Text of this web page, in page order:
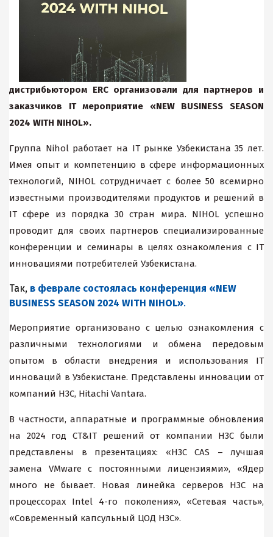
дистрибьютором ERCорганизовали для партнеров и
заказчиков ITмероприятие «NEW BUSINESS
SEASON
2024 WITH NIHOL».
Группа Nihol работает на IT рынке Узбекистана 35 лет.
Имея опыт и компетенцию в сфере информационных
технологий, NIHOL сотрудничает с более 50 всемирно
известными производителями продуктов и решений в
IT сфере из порядка 30 стран мира. NIHOL успешно
проводит для своих партнеров специализированные
конференции и семинары в целях ознакомления с IT
инновациями потребителей Узбекистана.
Так, в феврале состоялась конференция «NEW
BUSINESS SEASON 2024 WITH NIHOL».
Мероприятие организовано с целью ознакомления с
различными технологиями и обмена передовым
опытом в области внедрения и использования IT
инноваций в Узбекистане. Представлены инновации от
компаний H3C, Hitachi Vantara.
В частности, аппаратные и программные обновления
на 2024 год CT&IT решений от компании H3C были
представлены в презентациях: «H3C CAS – лучшая
замена VMware с постоянными лицензиями», «Ядер
много не бывает. Новая линейка серверов H3C на
процессорах Intel 4-го поколения», «Сетевая часть»,
«Современный капсульный ЦОД H3C».